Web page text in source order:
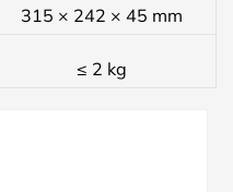
315 × 242 × 45 mm
≤ 2 kg